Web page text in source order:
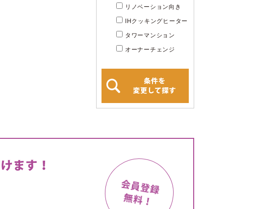
リノベーション向き
IHクッキングヒーター
タワーマンション
オーナーチェンジ